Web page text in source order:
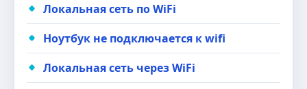
Локальная сеть по WiFi
Ноутбук не подключается к wifi
Локальная сеть через WiFi